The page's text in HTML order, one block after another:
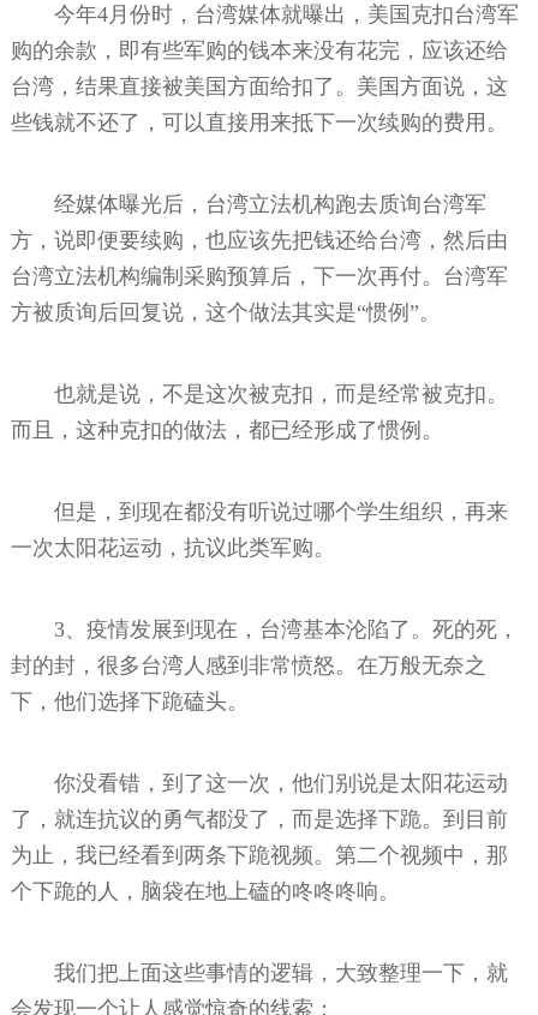
今年4月份时，台湾媒体就曝出，美国克扣台湾军
购的余款，即有些军购的钱本来没有花完，应该还给
台湾，结果直接被美国方面给扣了。美国方面说，这
些钱就不还了，可以直接用来抵下一次续购的费用。
经媒体曝光后，台湾立法机构跑去质询台湾军
方，说即便要续购，也应该先把钱还给台湾，然后由
台湾立法机构编制采购预算后，下一次再付。台湾军
方被质询后回复说，这个做法其实是“惯例”。
也就是说，不是这次被克扣，而是经常被克扣。
而且，这种克扣的做法，都已经形成了惯例。
但是，到现在都没有听说过哪个学生组织，再来
一次太阳花运动，抗议此类军购。
3、疫情发展到现在，台湾基本沦陷了。死的死，
封的封，很多台湾人感到非常愤怒。在万般无奈之
下，他们选择下跪磕头。
你没看错，到了这一次，他们别说是太阳花运动
了，就连抗议的勇气都没了，而是选择下跪。到目前
为止，我已经看到两条下跪视频。第二个视频中，那
个下跪的人，脑袋在地上磕的咚咚咚响。
我们把上面这些事情的逻辑，大致整理一下，就
会发现一个让人感觉惊奇的线索：